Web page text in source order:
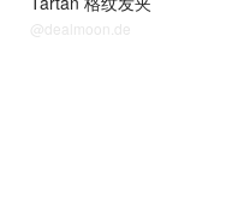
@dealmoon.de